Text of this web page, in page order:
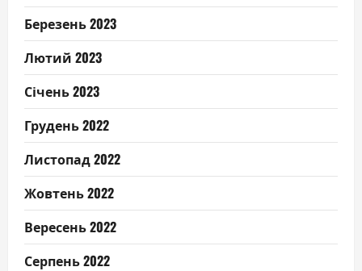
Березень 2023
Лютий 2023
Січень 2023
Грудень 2022
Листопад 2022
Жовтень 2022
Вересень 2022
Серпень 2022